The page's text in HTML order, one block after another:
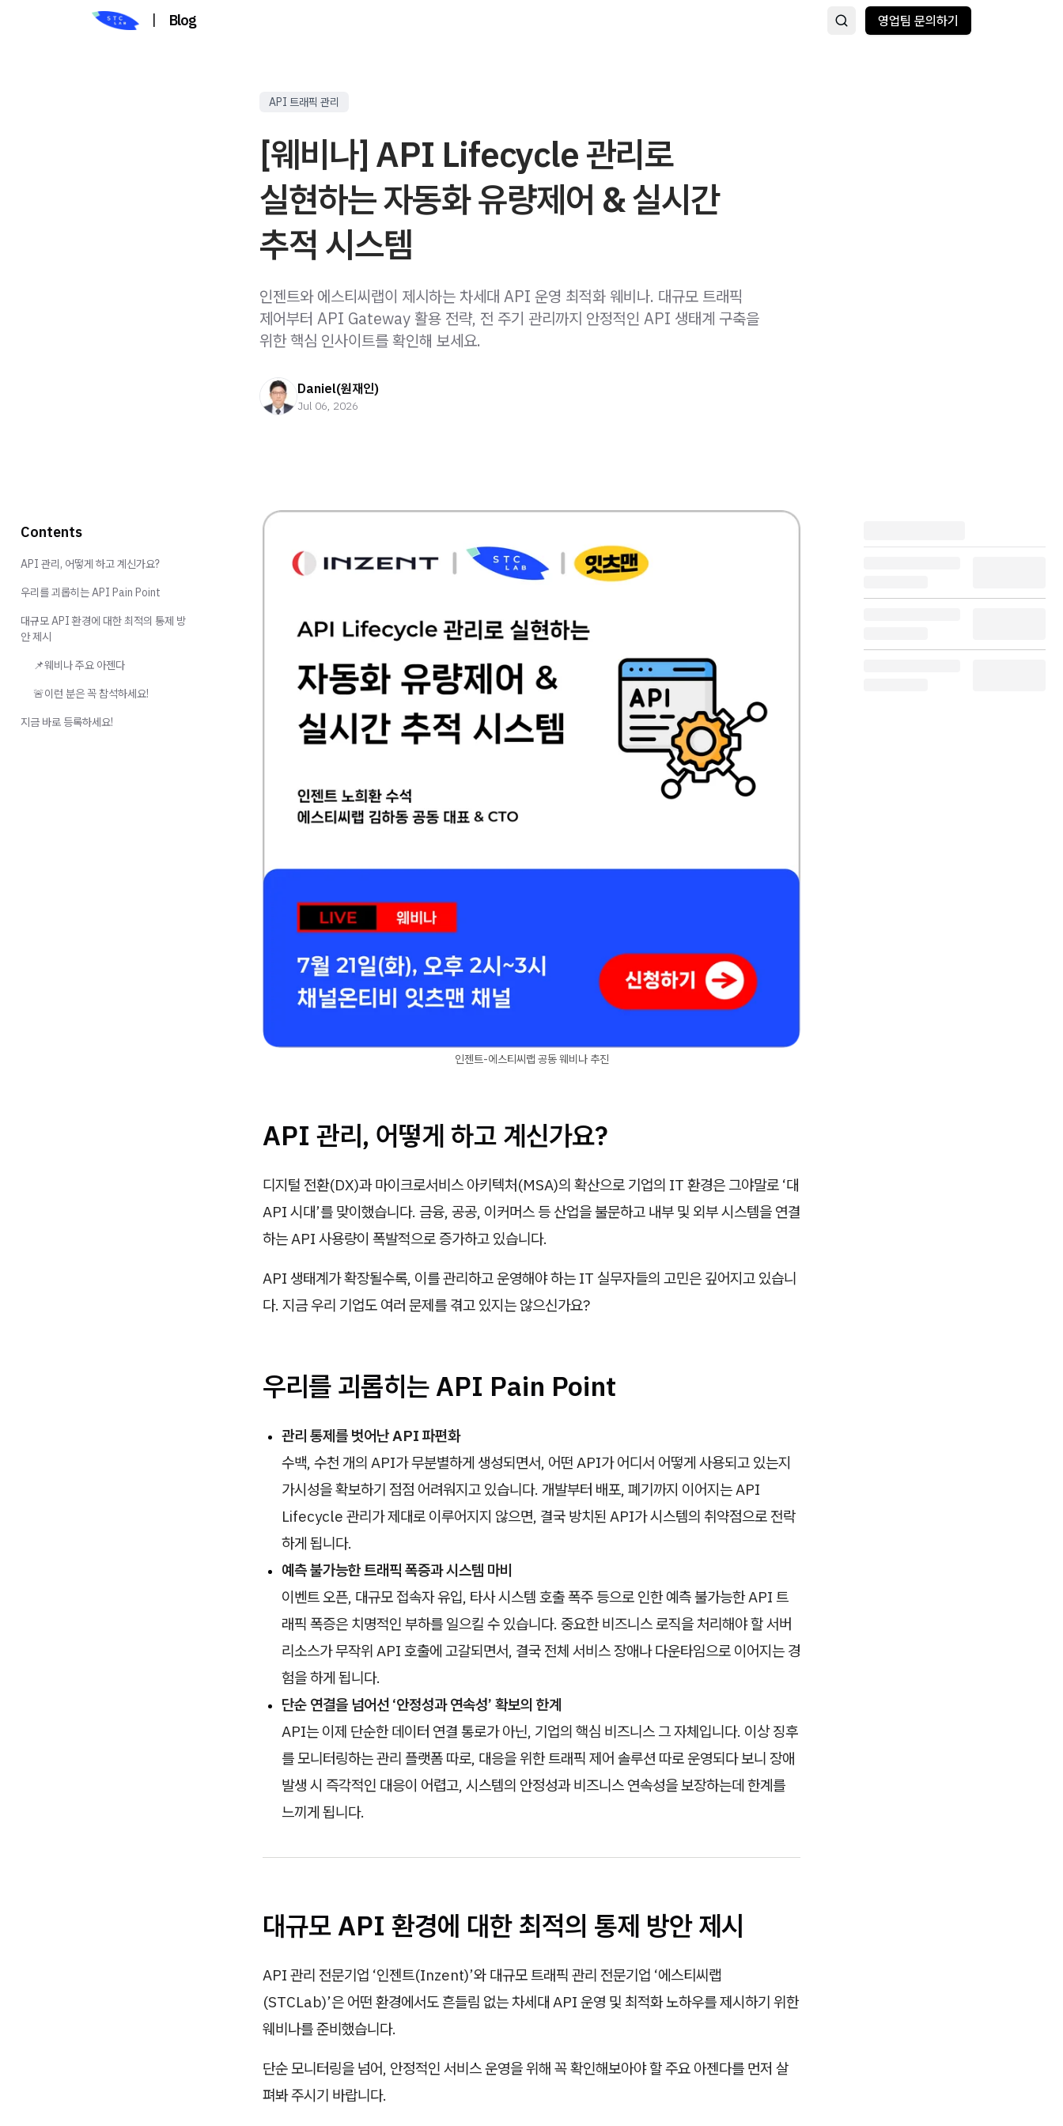
| Blog 영업팀 문의하기
API 트래픽 관리
[웨비나] API Lifecycle 관리로
실현하는 자동화 유량제어 & 실시간
추적 시스템
인젠트와 에스티씨랩이 제시하는 차세대 API 운영 최적화 웨비나. 대규모 트래픽
제어부터 API Gateway 활용 전략, 전 주기 관리까지 안정적인 API 생태계 구축을
위한 핵심 인사이트를 확인해 보세요.
Daniel(원재인)
Jul 06, 2026
인젠트-에스티씨랩 공동 웨비나 추진
API 관리, 어떻게 하고 계신가요?
디지털 전환(DX)과 마이크로서비스 아키텍처(MSA)의 확산으로 기업의 IT 환경은 그야말로 ‘대
API 시대’를 맞이했습니다. 금융, 공공, 이커머스 등 산업을 불문하고 내부 및 외부 시스템을 연결
하는 API 사용량이 폭발적으로 증가하고 있습니다.
API 생태계가 확장될수록, 이를 관리하고 운영해야 하는 IT 실무자들의 고민은 깊어지고 있습니
다. 지금 우리 기업도 여러 문제를 겪고 있지는 않으신가요?
우리를 괴롭히는 API Pain Point
관리 통제를 벗어난 API 파편화
수백, 수천 개의 API가 무분별하게 생성되면서, 어떤 API가 어디서 어떻게 사용되고 있는지
가시성을 확보하기 점점 어려워지고 있습니다. 개발부터 배포, 폐기까지 이어지는 API
Lifecycle 관리가 제대로 이루어지지 않으면, 결국 방치된 API가 시스템의 취약점으로 전락
하게 됩니다.
예측 불가능한 트래픽 폭증과 시스템 마비
이벤트 오픈, 대규모 접속자 유입, 타사 시스템 호출 폭주 등으로 인한 예측 불가능한 API 트
래픽 폭증은 치명적인 부하를 일으킬 수 있습니다. 중요한 비즈니스 로직을 처리해야 할 서버
리소스가 무작위 API 호출에 고갈되면서, 결국 전체 서비스 장애나 다운타임으로 이어지는 경
험을 하게 됩니다.
단순 연결을 넘어선 ‘안정성과 연속성’ 확보의 한계
API는 이제 단순한 데이터 연결 통로가 아닌, 기업의 핵심 비즈니스 그 자체입니다. 이상 징후
를 모니터링하는 관리 플랫폼 따로, 대응을 위한 트래픽 제어 솔루션 따로 운영되다 보니 장애
발생 시 즉각적인 대응이 어렵고, 시스템의 안정성과 비즈니스 연속성을 보장하는데 한계를
느끼게 됩니다.
대규모 API 환경에 대한 최적의 통제 방안 제시
API 관리 전문기업 ‘인젠트(Inzent)’와 대규모 트래픽 관리 전문기업 ‘에스티씨랩
(STCLab)’은 어떤 환경에서도 흔들림 없는 차세대 API 운영 및 최적화 노하우를 제시하기 위한
웨비나를 준비했습니다.
단순 모니터링을 넘어, 안정적인 서비스 운영을 위해 꼭 확인해보아야 할 주요 아젠다를 먼저 살
펴봐 주시기 바랍니다.
Contents
API 관리, 어떻게 하고 계신가요?
우리를 괴롭히는 API Pain Point
대규모 API 환경에 대한 최적의 통제 방
안 제시
📌웨비나 주요 아젠다
🚨이런 분은 꼭 참석하세요!
지금 바로 등록하세요!